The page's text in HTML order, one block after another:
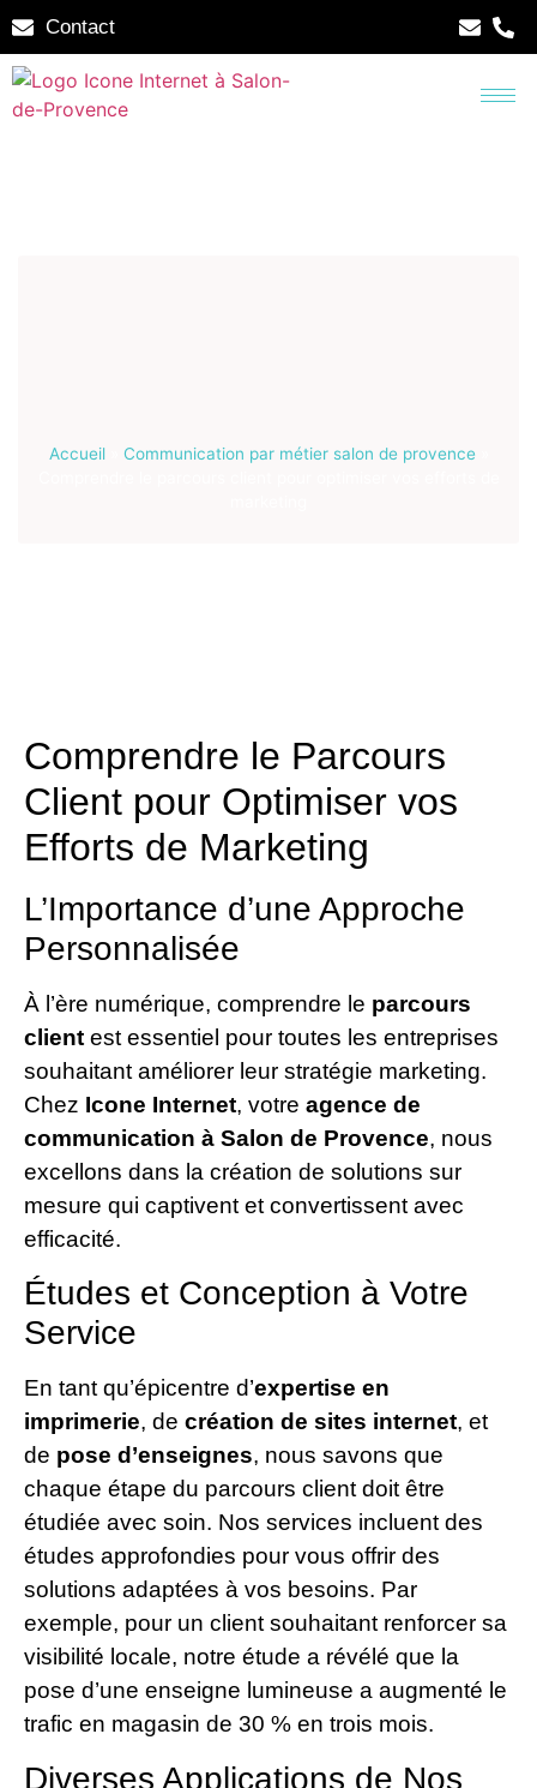
Contact
Accueil» Communication par métier salon de provence»
Comprendre le Parcours
Client pour Optimiser vos
Efforts de Marketing
L’Importance d’une Approche
Personnalisée
À l’ère numérique, comprendre le parcours
client est essentiel pour toutes les entreprises
souhaitant améliorer leur stratégie marketing.
Chez Icone Internet, votre agence de
communication à Salon de Provence, nous
excellons dans la création de solutions sur
mesure qui captivent et convertissent avec
efficacité.
Études et Conception à Votre
Service
En tant qu’épicentre d’expertise en
imprimerie, de création de sites internet, et
de pose d’enseignes, nous savons que
chaque étape du parcours client doit être
étudiée avec soin. Nos services incluent des
études approfondies pour vous offrir des
solutions adaptées à vos besoins. Par
exemple, pour un client souhaitant renforcer sa
visibilité locale, notre étude a révélé que la
pose d’une enseigne lumineuse a augmenté le
trafic en magasin de 30 % en trois mois.
Diverses Applications de Nos